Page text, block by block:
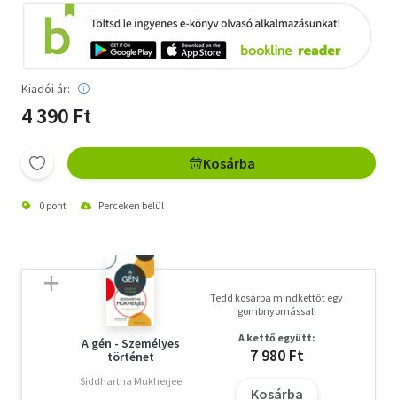
Kiadói ár:
4 390 Ft
Kosárba
0 pont Perceken belül
A gén - Személyes
történet
Siddhartha Mukherjee
Tedd kosárba mindkettőt egy
gombnyomással!
A kettő együtt:
7 980 Ft
Kosárba